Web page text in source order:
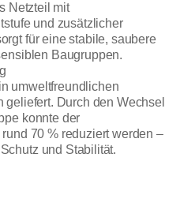
Netzteil mit
und zusätzlicher
für eine stabile, saubere
Baugruppen.
umweltfreundlichen
Durch den Wechsel
konnte der
70 % reduziert werden –
und Stabilität.